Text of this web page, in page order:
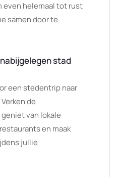
helemaal tot rust
samen door te
stad
een stedentrip naar
de
van lokale
en maak
jullie